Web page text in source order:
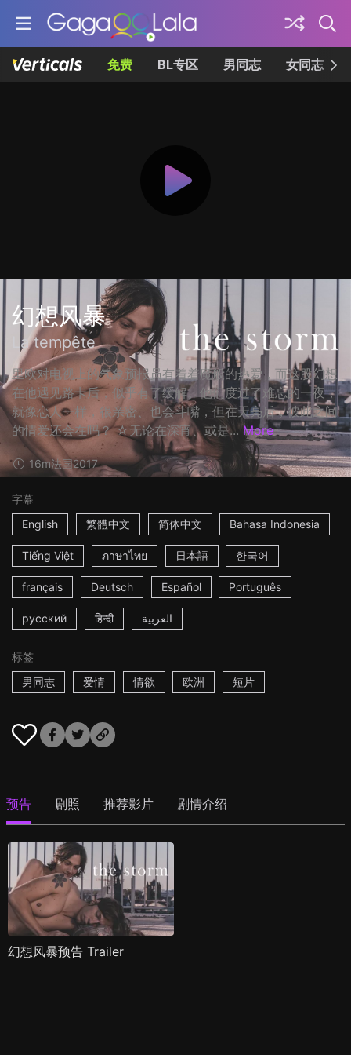
免费 BL专区 男同志 女同志
幻想风暴
La tempête
里欧对电视上的气象预报员有着着魔般的热爱，而这股幻想
在他遇见路卡后，似乎有了缓解。他们度过了难忘的一夜，
就像恋人一样，很亲密、也会斗嘴，但在天亮后，彼此之间
的情爱还会在吗？ ☆无论在深宵、或是... More
16m法国2017
字幕
English
繁體中文 简体中文 Bahasa Indonesia
Tiếng Việt ภาษาไทย 日本語 한국어
français Deutsch Español Português
русский हिन्दी العربية
标签
男同志
爱情 情欲 欧洲 短片
预告 剧照 推荐影片 剧情介绍
幻想风暴预告 Trailer